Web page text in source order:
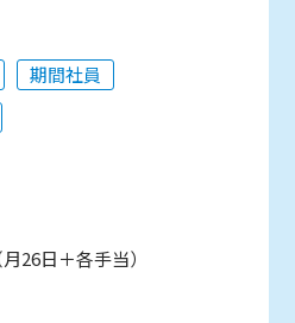
期間社員
26日＋各手当）